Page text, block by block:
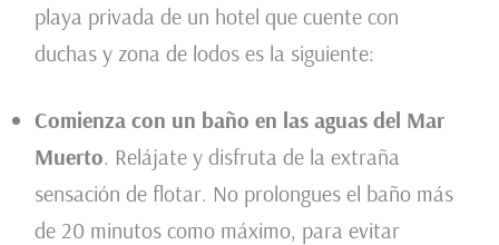
playa privada de un hotel que cuente con
duchas y zona de lodos es la siguiente:
Comienza con un baño en las aguas del Mar
Muerto. Relájate y disfruta de la extraña
sensación de flotar. No prolongues el baño más
de 20 minutos como máximo, para evitar